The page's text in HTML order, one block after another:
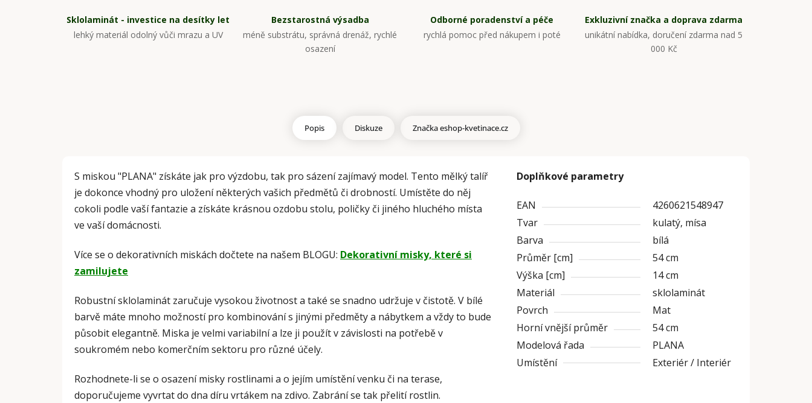
Sklolaminát - investice na desítky let
lehký materiál odolný vůči mrazu a UV
Bezstarostná výsadba
méně substrátu, správná drenáž, rychlé
osazení
Odborné poradenství a péče
rychlá pomoc před nákupem i poté
Exkluzivní značka a doprava zdarma
unikátní nabídka, doručení zdarma nad 5
000 Kč
Popis Diskuze Značkaeshop-kvetinace.cz
S miskou "PLANA" získáte jak pro výzdobu, tak pro sázení zajímavý model. Tento mělký talíř
je dokonce vhodný pro uložení některých vašich předmětů či drobností. Umístěte do něj
cokoli podle vaší fantazie a získáte krásnou ozdobu stolu, poličky či jiného hluchého místa
ve vaší domácnosti.
Více se o dekorativních miskách dočtete na našem BLOGU: Dekorativní misky, které si
zamilujete
Robustní sklolaminát zaručuje vysokou životnost a také se snadno udržuje v čistotě. V bílé
barvě máte mnoho možností pro kombinování s jinými předměty a nábytkem a vždy to bude
působit elegantně. Miska je velmi variabilní a lze ji použít v závislosti na potřebě v
soukromém nebo komerčním sektoru pro různé účely.
Rozhodnete-li se o osazení misky rostlinami a o jejím umístění venku či na terase,
doporučujeme vyvrtat do dna díru vrtákem na zdivo. Zabrání se tak přelití rostlin.
Doplňkové parametry
EAN
4260621548947
Tvar
kulatý, mísa
Barva
bílá
Průměr [cm]
54 cm
Výška [cm]
14 cm
Materiál
sklolaminát
Povrch
Mat
Horní vnější průměr
54 cm
Modelová řada
PLANA
Umístění
Exteriér / Interiér